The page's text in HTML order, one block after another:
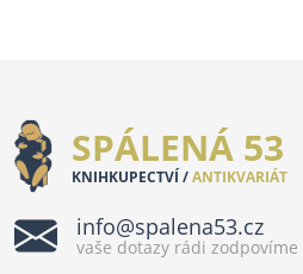
SPÁLENÁ 53
KNIHKUPECTVÍ /ANTIKVARIÁT
info@spalena53.cz
vaše dotazy rádi zodpovíme